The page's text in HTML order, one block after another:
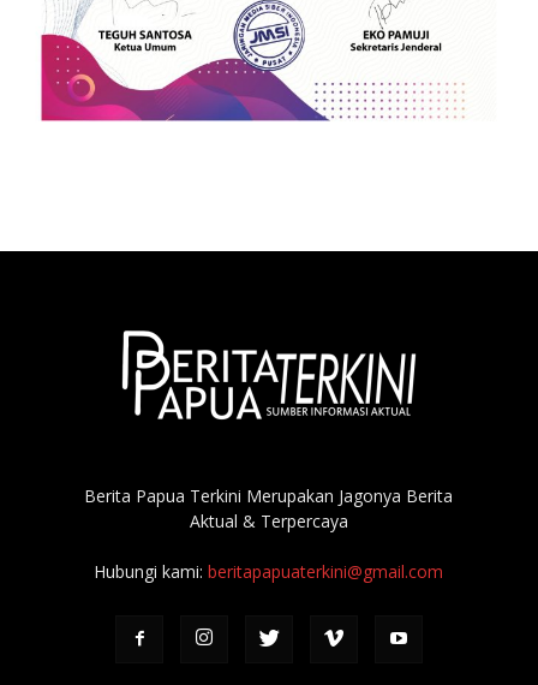
Berita Papua Terkini Merupakan Jagonya Berita
Aktual & Terpercaya
Hubungi kami:beritapapuaterkini@gmail.com